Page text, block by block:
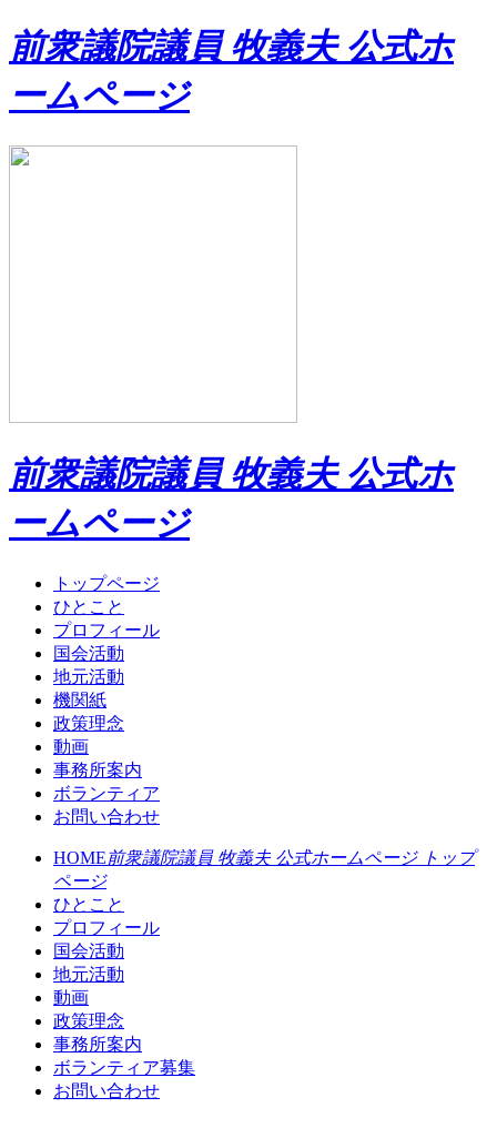
前衆議院議員 牧義夫 公式ホ
ームページ
前衆議院議員 牧義夫 公式ホ
ームページ
トップページ
ひとこと
プロフィール
国会活動
地元活動
機関紙
政策理念
動画
事務所案内
ボランティア
お問い合わせ
HOME前衆議院議員 牧義夫 公式ホームページ トップ
ページ
ひとこと
プロフィール
国会活動
地元活動
動画
政策理念
事務所案内
ボランティア募集
お問い合わせ